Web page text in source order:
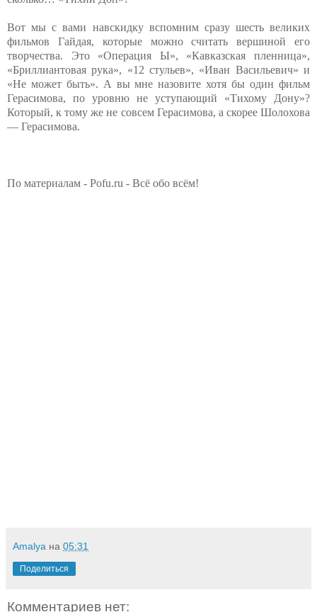
Вот мы с вами навскидку вспомним сразу шесть великих
фильмов Гайдая, которые можно считать вершиной его
творчества. Это «Операция Ы», «Кавказская пленница»,
«Бриллиантовая рука», «12 стульев», «Иван Васильевич» и
«Не может быть». А вы мне назовите хотя бы один фильм
Герасимова, по уровню не уступающий «Тихому Дону»?
Который, к тому же не совсем Герасимова, а скорее Шолохова
— Герасимова.
По материалам - Pofu.ru - Всё обо всём!
Amalya на 05:31
Поделиться
Комментариев нет: